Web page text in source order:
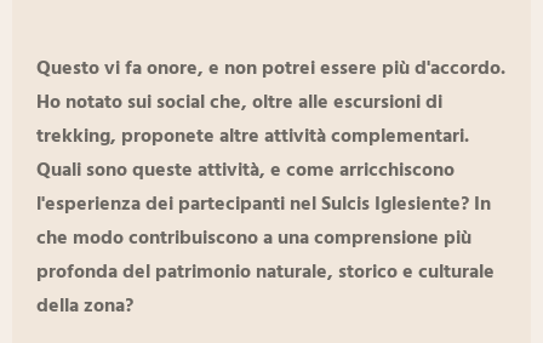
Questo vi fa onore, e non potrei essere più d'accordo.
Ho notato sui social che, oltre alle escursioni di
trekking, proponete altre attività complementari.
Quali sono queste attività, e come arricchiscono
l'esperienza dei partecipanti nel Sulcis Iglesiente? In
che modo contribuiscono a una comprensione più
profonda del patrimonio naturale, storico e culturale
della zona?